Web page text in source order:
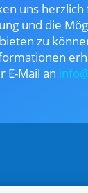
uns herzlich
und die
zu
E-Mail an